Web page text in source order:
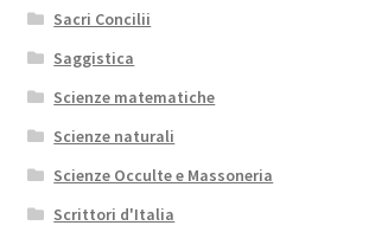
Sacri Concilii
Saggistica
Scienze matematiche
Scienze naturali
Scienze Occulte e Massoneria
Scrittori d'Italia